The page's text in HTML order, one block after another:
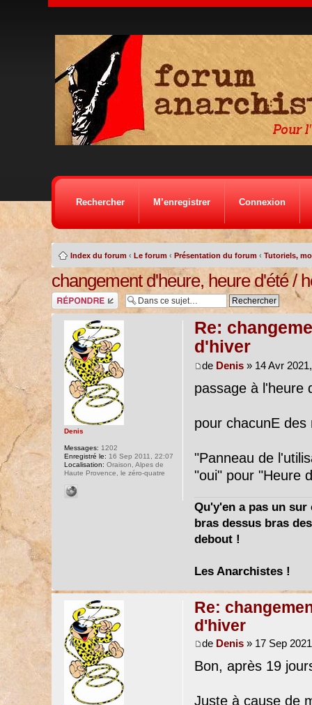
Rechercher M’enregistrer Connexion
Index du forum ‹ Le forum ‹ Présentation du forum ‹ Tutoriels,
changement d'heure, heure d'été /
Répondre
Re:
d'hiver
de Denis» 14 Avr
passage à l'heure
pour chacunE des
"Panneau de
"oui" pour "Heure
Qu'y'en a pas un
bras dessus bras
debout !
Les Anarchistes !
Denis
Messages: 1202
Enregistré le: 16 Sep 2011, 22:07
Localisation: Oraison, Alpes de
Haute Provence, le zéro-quatre
Re:
d'hiver
de Denis» 17 Sep
Bon, après 19
Juste à cause de